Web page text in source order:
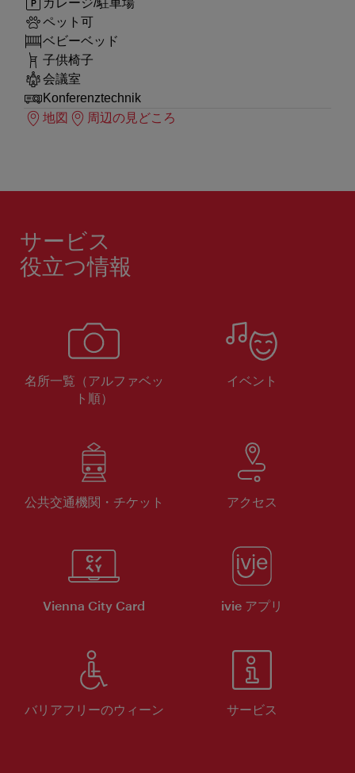
ペット可
ベビーベッド
子供椅子
会議室
Konferenztechnik
地図
周辺の見どころ
サービス
役立つ情報
名所一覧（アルファベッ
ト順）
イベント
公共交通機関・チケット アクセス
Vienna City Card ivie アプリ
バリアフリーのウィーン サービス